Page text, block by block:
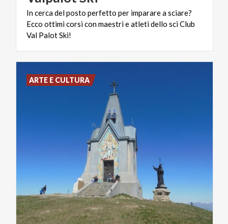
In cerca del posto perfetto per imparare a sciare?
Ecco ottimi corsi con maestri e atleti dello sci Club
Val Palot Ski!
ARTE E CULTURA